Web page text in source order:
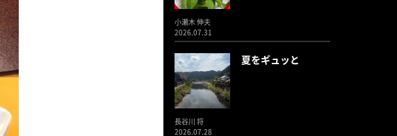
小瀬木 伸夫
2026.07.31
夏をギュッと
長谷川 将
2026.07.28